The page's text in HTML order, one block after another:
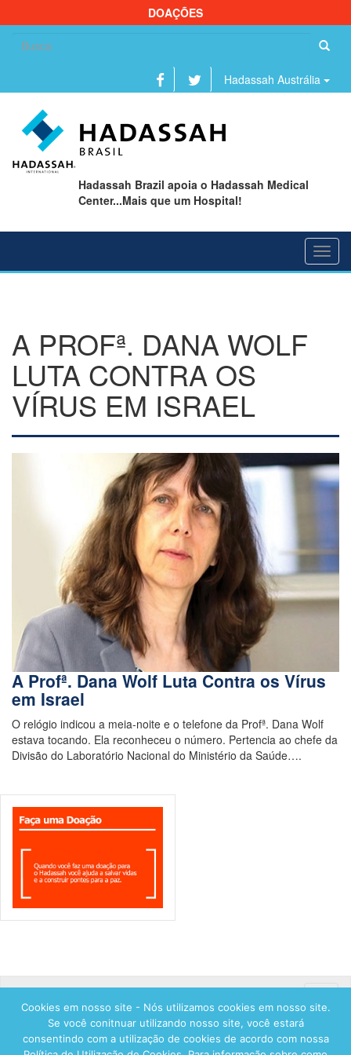
DOAÇÕES
Hadassah Austrália
Hadassah Brazil apoia o Hadassah Medical
Center...Mais que um Hospital!
A PROFª. DANA WOLF
LUTA CONTRA OS
VÍRUS EM ISRAEL
A Profª. Dana Wolf Luta Contra os Vírus
em Israel
O relógio indicou a meia-noite e o telefone da Profª. Dana Wolf
estava tocando. Ela reconheceu o número. Pertencia ao chefe da
Divisão do Laboratório Nacional do Ministério da Saúde….
Cookies em nosso site - Nós utilizamos cookies em nosso site.
Se você conitnuar utilizando nosso site, você estará
consentindo com a utilização de cookies de acordo com nossa